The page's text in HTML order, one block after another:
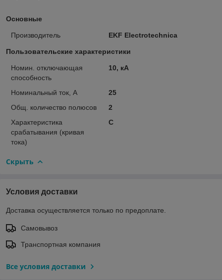
Основные
Производитель EKF Electrotechnica
Пользовательские характеристики
Номин. отключающая
способность
10, кА
Номинальный ток, А
25
Общ. количество полюсов
2
Характеристика
срабатывания (кривая
тока)
C
Скрыть
Условия доставки
Доставка осуществляется только по предоплате.
Самовывоз
Транспортная компания
Все условия доставки